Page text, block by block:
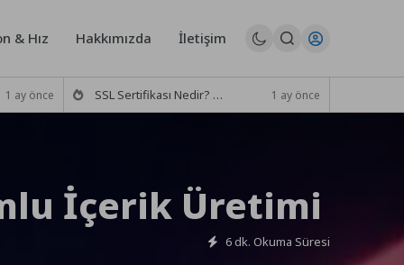
& Hız Hakkımızda İletişim
1 ay önce SSL Sertifikası Nedir? Türleri Nelerdir? (Seçim Rehberi) 1 ay önce
İçerik Üretimi
6 dk. Okuma Süresi